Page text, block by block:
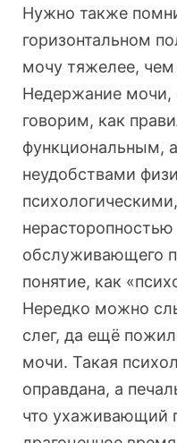
Нужно также
горизонтальном
мочу тяжелее,
Недержание мочи,
говорим, как
функциональным,
неудобствами
обслуживающего
понятие, как
Нередко можно
слег, да ещё
мочи. Такая
оправдана, а
что ухаживающий